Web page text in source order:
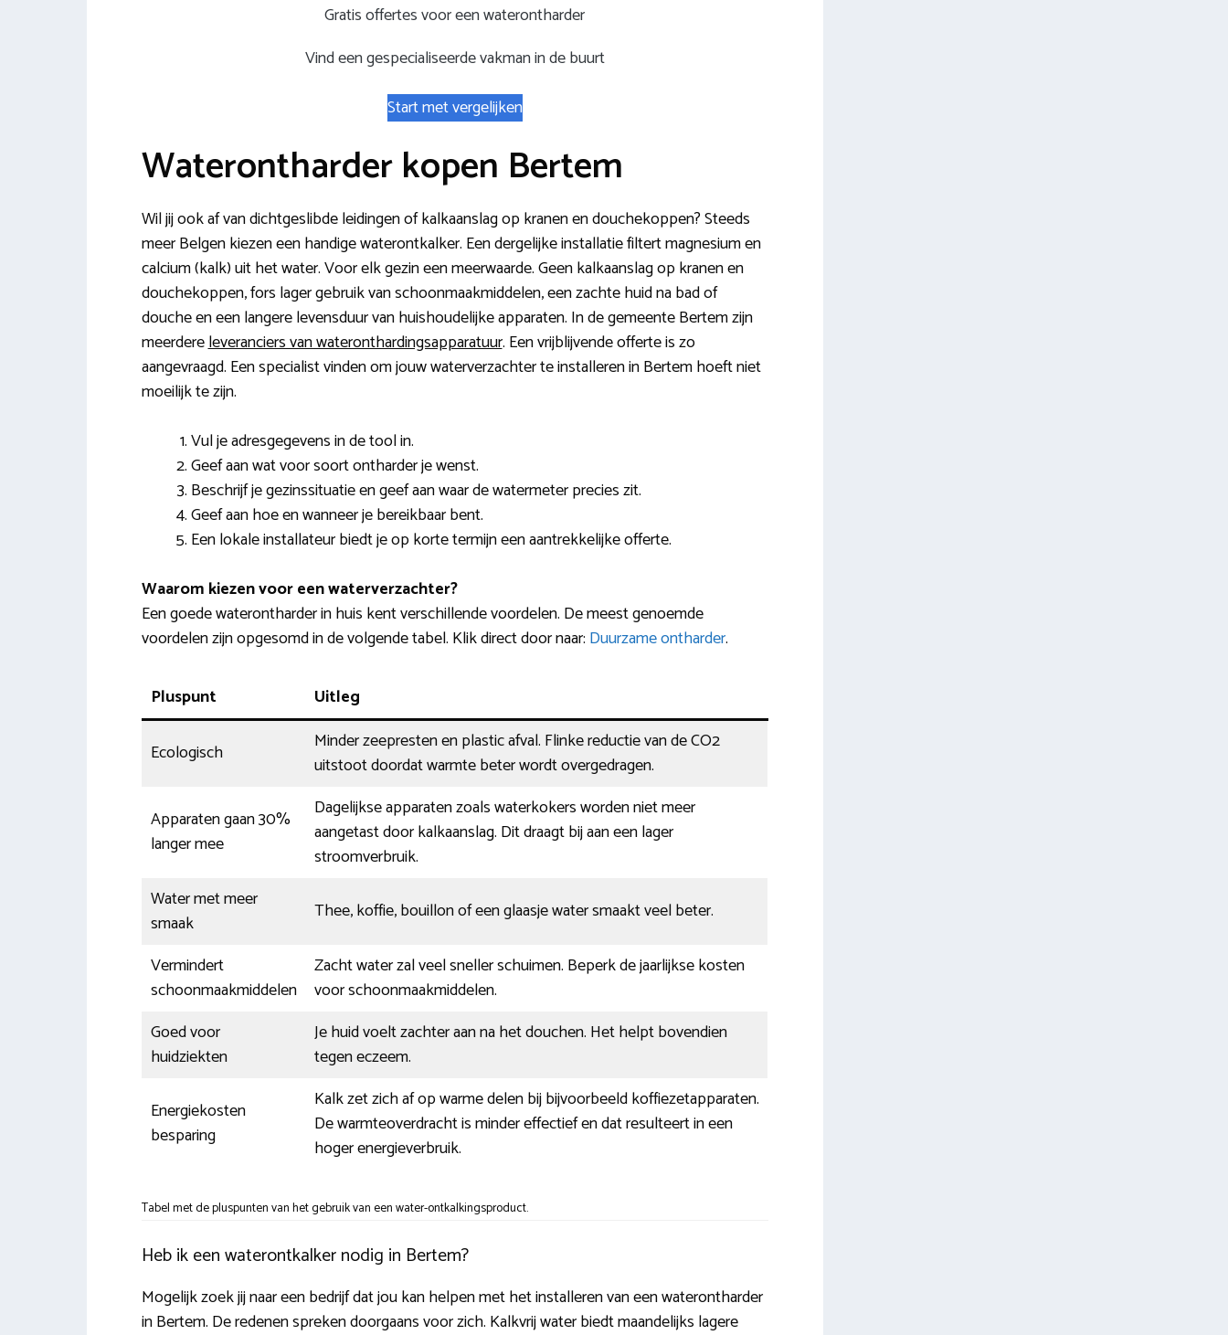
Gratis offertes voor een waterontharder
Vind een gespecialiseerde vakman in de buurt
Start met vergelijken
Waterontharder kopen Bertem
Wil jij ook af van dichtgeslibde leidingen of kalkaanslag op kranen en douchekoppen? Steeds
meer Belgen kiezen een handige waterontkalker. Een dergelijke installatie filtert magnesium en
calcium (kalk) uit het water. Voor elk gezin een meerwaarde. Geen kalkaanslag op kranen en
douchekoppen, fors lager gebruik van schoonmaakmiddelen, een zachte huid na bad of
douche en een langere levensduur van huishoudelijke apparaten. In de gemeente Bertem zijn
meerdereleveranciers van wateronthardingsapparatuur. Een vrijblijvende offerte is zo
aangevraagd. Een specialist vinden om jouw waterverzachter te installeren in Bertem hoeft niet
moeilijk te zijn.
Vul je adresgegevens in de tool in.
Geef aan wat voor soort ontharder je wenst.
Beschrijf je gezinssituatie en geef aan waar de watermeter precies zit.
Geef aan hoe en wanneer je bereikbaar bent.
Een lokale installateur biedt je op korte termijn een aantrekkelijke offerte.
Waarom kiezen voor een waterverzachter?
Een goede waterontharder in huis kent verschillende voordelen. De meest genoemde
voordelen zijn opgesomd in de volgende tabel. Klik direct door naar: Duurzame ontharder.
Pluspunt Uitleg
Ecologisch
Minder zeepresten en plastic afval. Flinke reductie van de CO2
uitstoot doordat warmte beter wordt overgedragen.
Apparaten gaan 30%
langer mee
Dagelijkse apparaten zoals waterkokers worden niet meer
aangetast door kalkaanslag. Dit draagt bij aan een lager
stroomverbruik.
Water met meer
smaak
Thee, koffie, bouillon of een glaasje water smaakt veel beter.
Vermindert
schoonmaakmiddelen
Zacht water zal veel sneller schuimen. Beperk de jaarlijkse kosten
voor schoonmaakmiddelen.
Goed voor
huidziekten
Je huid voelt zachter aan na het douchen. Het helpt bovendien
tegen eczeem.
Energiekosten
besparing
Kalk zet zich af op warme delen bij bijvoorbeeld koffiezetapparaten.
De warmteoverdracht is minder effectief en dat resulteert in een
hoger energieverbruik.
Tabel met de pluspunten van het gebruik van een water-ontkalkingsproduct.
Heb ik een waterontkalker nodig in Bertem?
Mogelijk zoek jij naar een bedrijf dat jou kan helpen met het installeren van een waterontharder
in Bertem. De redenen spreken doorgaans voor zich. Kalkvrij water biedt maandelijks lagere